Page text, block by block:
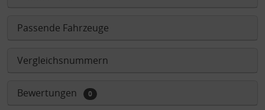
Passende Fahrzeuge
Vergleichsnummern
Bewertungen 0